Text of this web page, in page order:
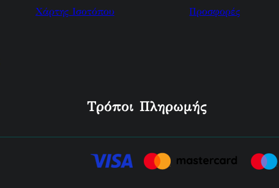
Χάρτης Ισοτόπου Προσφορές
Τρόποι Πληρωμής